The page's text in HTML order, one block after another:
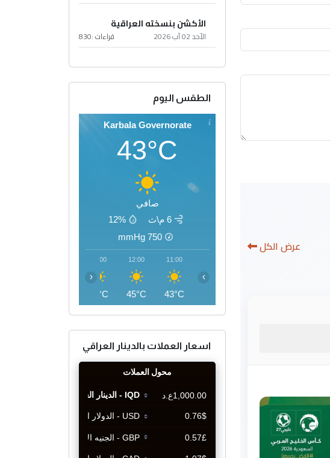
عرض الكل
الأكشن بنسخته العراقية
الأحد 02 آب 2026 قراءات :830
الطقس اليوم
Karbala Governorate
43°C
صافي
6 م\ث
12%
750
mmHg
11:00
43°C
12:00
45°C
13:00
46°C
‹ ›
اسعار العملات بالدينار العراقي